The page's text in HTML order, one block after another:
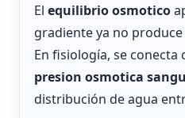
El equilibrio osmotico
gradiente ya no
En fisiología, se conecta
presion osmotica
distribución de agua